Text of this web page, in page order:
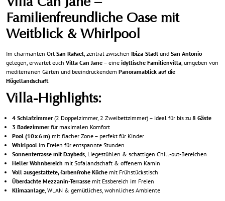
Villa Can Jane –
Familienfreundliche Oase mit
Weitblick & Whirlpool
Im charmanten Ort San Rafael , zentral zwischen Ibiza-Stadt und San Antonio
gelegen, erwartet euch Villa Can Jane – eine idyllische Familienvilla , umgeben von
mediterranen Gärten und beeindruckendem Panoramablick auf die
Hügellandschaft
Villa-Highlights:
4 Schlafzimmer(2 Doppelzimmer, 2 Zweibettzimmer) – ideal für bis zu 8 Gäste
3 Badezimmerfür maximalen Komfort
Pool (10 x 6 m) mit flacher Zone – perfekt für Kinder
Whirlpool im Freien für entspannte Stunden
Sonnenterrasse mit Daybeds , Liegestühlen & schattigen Chill-out-Bereichen
Heller Wohnbereich mit Sofalandschaft & offenem Kamin
Voll ausgestattete, farbenfrohe Küche mit Frühstückstisch
Überdachte Mezzanin-Terrasse mit Essbereich im Freien
Klimaanlage , WLAN & gemütliches, wohnliches Ambiente